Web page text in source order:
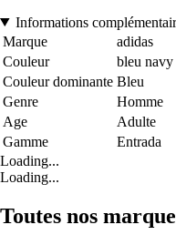
Informations
Marque
adidas
Couleur
bleu navy
Couleur dominante Bleu
Genre
Homme
Age
Adulte
Gamme
Entrada
Loading...
Loading...
Toutes nos